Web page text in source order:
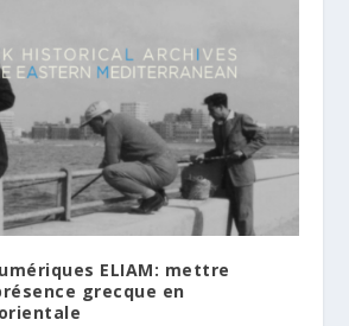
ELIAM: mettre
grecque en